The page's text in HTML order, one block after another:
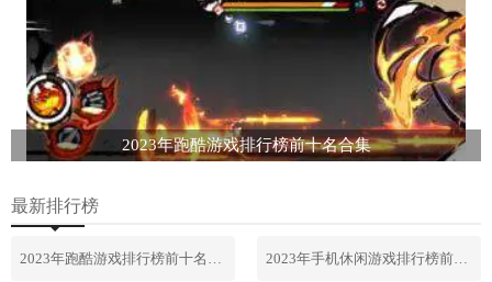
2023年跑酷游戏排行榜前十名合集
最新排行榜
2023年手机休闲游戏排行榜前十名